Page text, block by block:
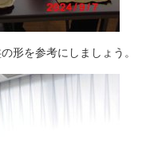
形を参考にしましょう。